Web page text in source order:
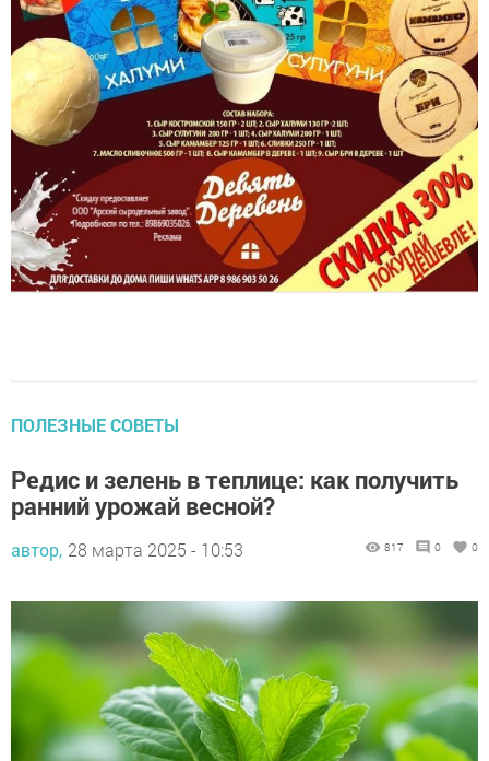
ПОЛЕЗНЫЕ СОВЕТЫ
Редис и зелень в теплице: как получить
ранний урожай весной?
автор, 28 марта 2025 - 10:53 817 0 0